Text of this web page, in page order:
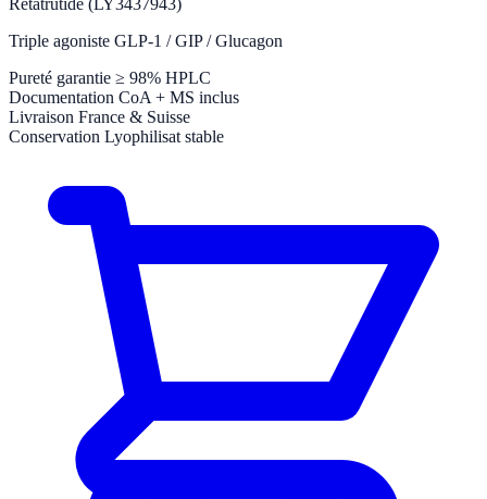
Rétatrutide (LY3437943)
Triple agoniste GLP-1 / GIP / Glucagon
Pureté garantie ≥ 98% HPLC
Documentation CoA + MS inclus
Livraison France & Suisse
Conservation Lyophilisat stable